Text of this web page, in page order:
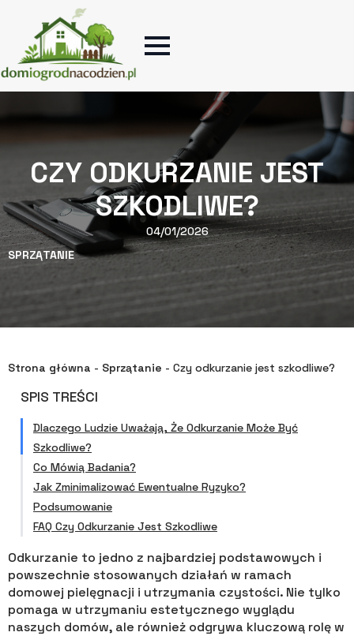
CZY ODKURZANIE JEST
SZKODLIWE?
04/01/2026
SPRZĄTANIE
Strona główna - Sprzątanie - Czy odkurzanie jest szkodliwe?
SPIS TREŚCI
Dlaczego Ludzie Uważają, Że Odkurzanie Może Być
Szkodliwe?
Co Mówią Badania?
Jak Zminimalizować Ewentualne Ryzyko?
Podsumowanie
FAQ Czy Odkurzanie Jest Szkodliwe
Odkurzanie to jedno z najbardziej podstawowych i
powszechnie stosowanych działań w ramach
domowej pielęgnacji i utrzymania czystości. Nie tylko
pomaga w utrzymaniu estetycznego wyglądu
naszych domów, ale również odgrywa kluczową rolę w